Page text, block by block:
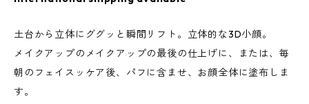
土台から立体にググッと瞬間リフト。立体的な3D小顔。
メイクアップのメイクアップの最後の仕上げに、または、毎
朝のフェイスッケア後、パフに含ませ、お顔全体に塗布しま
す。